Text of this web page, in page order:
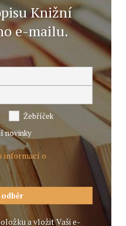
Knižní
e-mailu.
Žebříček
novinky
informací o
a vložit Vaši e-